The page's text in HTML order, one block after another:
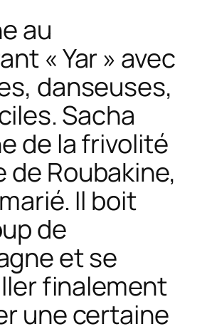
au
« Yar » avec
danseuses,
Sacha
de la frivolité
de Roubakine,
Il boit
de
et se
finalement
une certaine